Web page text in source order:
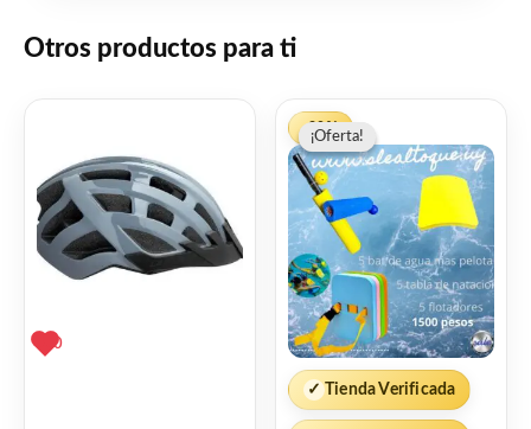
❤ME GUSTA0
Otros productos para ti
0
¡Oferta!
-30%
✓ Tienda Verificada
¡Oferta!
precio
original
era:
$1,500.
precio
actual
es: